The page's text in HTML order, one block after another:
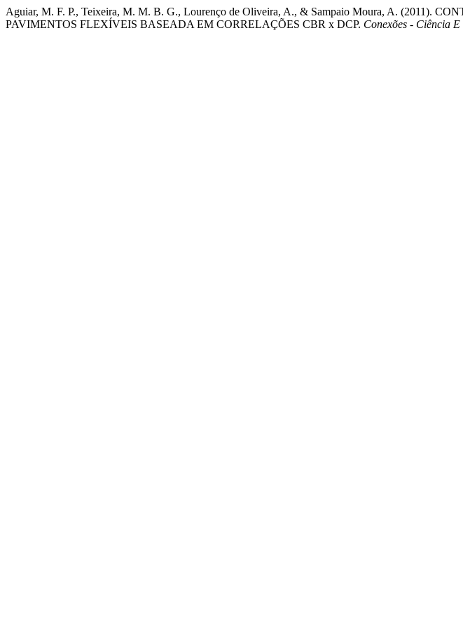
Aguiar, M. F. P., Teixeira, M. M. B. G., Lourenço de Oliveira, A., & Sampaio Moura, A.
PAVIMENTOS FLEXÍVEIS BASEADA EM CORRELAÇÕES CBR x DCP. Conexões - Ciência